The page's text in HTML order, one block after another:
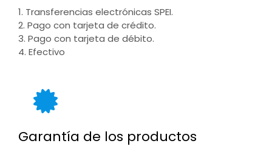
1. Transferencias electrónicas SPEI.
2. Pago con tarjeta de crédito.
3. Pago con tarjeta de débito.
4. Efectivo
Garantía de los productos